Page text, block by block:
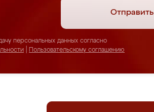
Отправить
персональных данных согласно
Пользовательскому соглашению